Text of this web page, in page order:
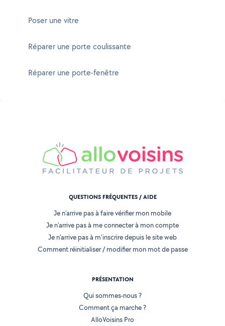
Poser une vitre
Réparer une porte coulissante
Réparer une porte-fenêtre
QUESTIONS FRÉQUENTES / AIDE
Je n'arrive pas à faire vérifier mon mobile
Je n'arrive pas à me connecter à mon compte
Je n'arrive pas à m'inscrire depuis le site web
Comment réinitialiser / modifier mon mot de passe
PRÉSENTATION
Qui sommes-nous ?
Comment ça marche ?
AlloVoisins Pro